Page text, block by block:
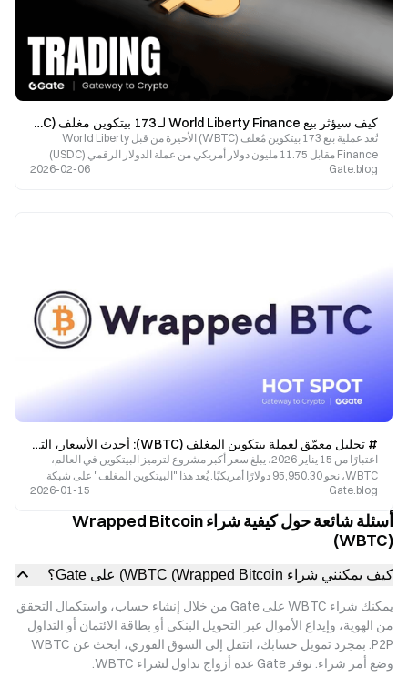
كيف سيؤثر بيع World Liberty Finance لـ 173 بيتكوين مغلف (WBTC) على السوق؟
تُعد عملية بيع 173 بيتكوين مُغلف (WBTC) الأخيرة من قبل World Liberty
Finance مقابل 11.75 مليون دولار أمريكي من عملة الدولار الرقمي (USDC)
بمثابة تذكير إضافي للمستثمرين بضرورة متابعة تدفقات رأس المال المؤسسي
Gate.blog
2026-02-06
# تحليل معمّق لعملة بيتكوين المغلف (WBTC): أحدث الأسعار، التوقعات، ودليل التداول
اعتبارًا من 15 يناير 2026، يبلغ سعر أكبر مشروع لترميز البيتكوين في العالم،
WBTC، نحو 95,950.30 دولارًا أمريكيًا. يُعد هذا "البيتكوين المغلف" على شبكة
إيثيريوم جسرًا رئيسيًا سريع النمو يربط قيمة البيتكوين بنظام التمويل ال
Gate.blog
2026-01-15
أسئلة شائعة حول كيفية شراء Wrapped Bitcoin
(WBTC)
كيف يمكنني شراء WBTC (Wrapped Bitcoin) على Gate؟
يمكنك شراء WBTC على Gate من خلال إنشاء حساب، واستكمال التحقق
من الهوية، وإيداع الأموال عبر التحويل البنكي أو بطاقة الائتمان أو التداول
P2P. بمجرد تمويل حسابك، انتقل إلى السوق الفوري، ابحث عن WBTC
وضع أمر شراء. توفر Gate عدة أزواج تداول لشراء WBTC.